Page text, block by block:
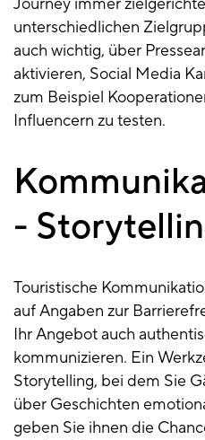
Journey immer
unterschiedlichen
auch wichtig, über
aktivieren, Social Media
zum Beispiel
Influencern zu testen.
-
Touristische
auf Angaben zur
Ihr Angebot auch
kommunizieren. Ein
Storytelling, bei dem Sie
über Geschichten
geben Sie ihnen die